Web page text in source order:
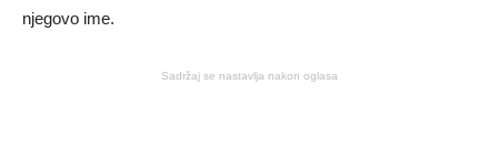
njegovo ime.
Sadržaj se nastavlja nakon oglasa